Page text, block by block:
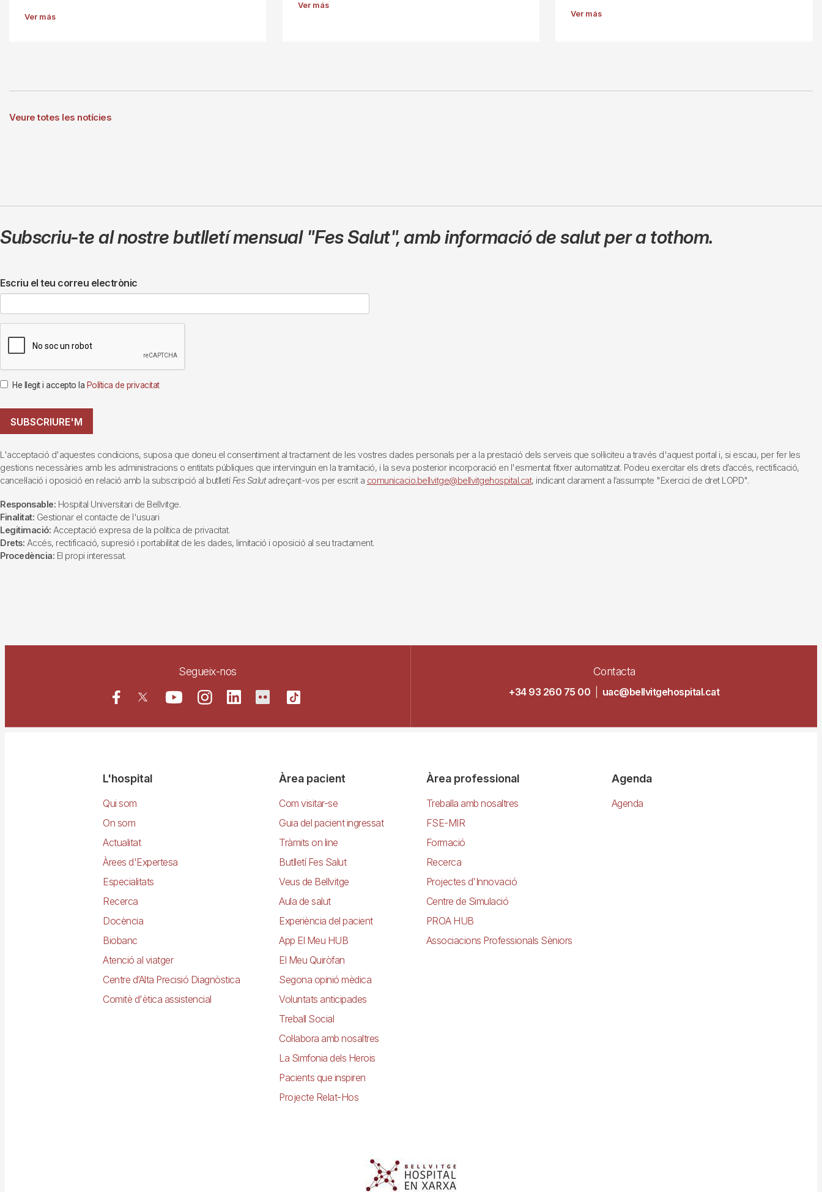
Ver más
Ver más
Ver más
Veure totes les notícies
Subscriu-te al nostre butlletí mensual "Fes Salut",amb informació de salut per a tothom.
Escriu el teu correu electrònic
He llegit i accepto la Política de privacitat
SUBSCRIURE'M
L'acceptació d'aquestes condicions, suposa que doneu el consentiment al tractament de les vostres dades personals per a la prestació dels serveis que sol·liciteu a través d'aquest portal i, si escau, per fer les
gestions necessàries amb les administracions o entitats públiques que intervinguin en la tramitació, i la seva posterior incorporació en l'esmentat fitxer automatitzat. Podeu exercitar els drets d’accés, rectificació,
cancel·lació i oposició en relació amb la subscripció al butlletí Fes Salutadreçant-vos per escrit a comunicacio.bellvitge@bellvitgehospital.cat, indicant clarament a l’assumpte "Exercici de dret LOPD".
Responsable: Hospital Universitari de Bellvitge.
Finalitat: Gestionar el contacte de l'usuari
Legitimació: Acceptació expresa de la política de privacitat.
Drets: Accés, rectificació, supresió i portabilitat de les dades, limitació i oposició al seu tractament.
Procedència: El propi interessat.
Segueix-nos Contacta
+34 93 260 75 00 uac@bellvitgehospital.cat
NavegacióL'hospital
Qui som
On som
Actualitat
Àrees d'Expertesa
Especialitats
Recerca
Docència
Biobanc
Atenció al viatger
Centre d’Alta Precisió Diagnòstica
Comitè d'ètica assistencial
Àrea pacient
Com visitar-se
Guia del pacient ingressat
Tràmits on line
Butlletí Fes Salut
Veus de Bellvitge
Aula de salut
Experiència del pacient
App El Meu HUB
El Meu Quiròfan
Segona opinió mèdica
Voluntats anticipades
Treball Social
Col·labora amb nosaltres
La Simfonia dels Herois
Pacients que inspiren
Projecte Relat-Hos
Àrea professional
Treballa amb nosaltres
FSE-MIR
Formació
Recerca
Projectes d'Innovació
Centre de Simulació
PROA HUB
Associacions Professionals Sèniors
Agenda
Agenda